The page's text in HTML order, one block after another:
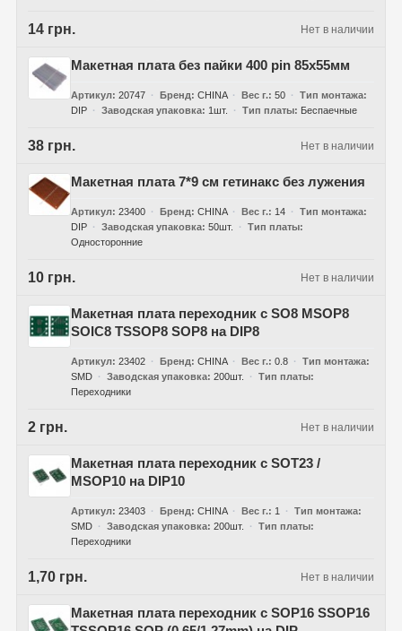
14 грн. Нет в наличии
Макетная плата без пайки 400 pin 85x55мм
Артикул 20747 Бренд CHINA Вес г. 50
Тип монтажа
DIP
Заводская упаковка 1шт. Тип платы Беспаечные
38 грн. Нет в наличии
Макетная плата 7*9 см гетинакс без лужения
Артикул 23400 Бренд CHINA Вес г. 14
Тип монтажа
DIP
Заводская упаковка 50шт.
Тип платы
Односторонние
10 грн. Нет в наличии
Макетная плата переходник с SO8 MSOP8
SOIC8 TSSOP8 SOP8 на DIP8
Артикул 23402 Бренд CHINA Вес г. 0.8
Тип монтажа
SMD
Заводская упаковка 200шт.
Тип платы
Переходники
2 грн. Нет в наличии
Макетная плата переходник с SOT23 /
MSOP10 на DIP10
Артикул 23403 Бренд CHINA Вес г. 1
Тип монтажа
SMD
Заводская упаковка 200шт.
Тип платы
Переходники
1,70 грн. Нет в наличии
Макетная плата переходник с SOP16 SSOP16